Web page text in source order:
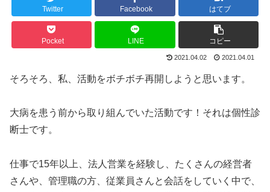
Twitter Facebook はてブ
Pocket LINE コピー
2021.04.02 2021.04.01
そろそろ、私、活動をボチボチ再開しようと思います。
大病を患う前から取り組んでいた活動です！それは個性診
断士です。
仕事で15年以上、法人営業を経験し、たくさんの経営者
さんや、管理職の方、従業員さんと会話をしていく中で、